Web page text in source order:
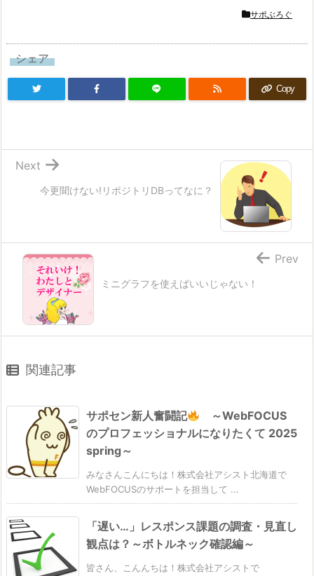
サポぶろぐ
シェア
Copy
今更聞けない!リポジトリDBってなに？
Next
ミニグラフを使えばいいじゃない！
Prev
関連記事
サポセン新人奮闘記
～WebFOCUS
のプロフェッショナルになりたくて 2025
spring～
みなさんこんにちは！株式会社アシスト北海道で
WebFOCUSのサポートを担当して ...
「遅い…」レスポンス課題の調査・見直し
観点は？～ボトルネック確認編～
皆さん、こんんちは！株式会社アシストで